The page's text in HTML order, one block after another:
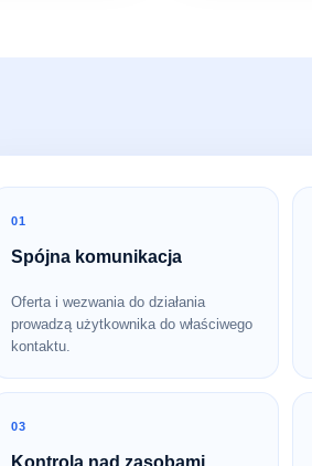
01
Spójna komunikacja
Oferta i wezwania do działania
prowadzą użytkownika do właściwego
kontaktu.
03
Kontrola nad zasobami